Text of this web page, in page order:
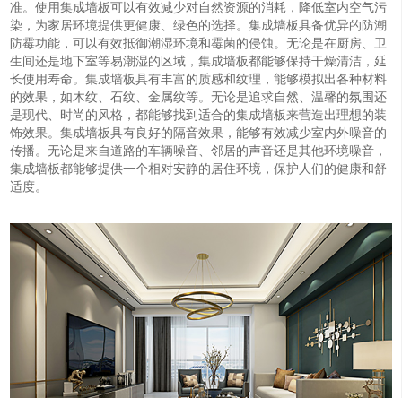
准。使用集成墙板可以有效减少对自然资源的消耗，降低室内空气污
染，为家居环境提供更健康、绿色的选择。集成墙板具备优异的防潮
防霉功能，可以有效抵御潮湿环境和霉菌的侵蚀。无论是在厨房、卫
生间还是地下室等易潮湿的区域，集成墙板都能够保持干燥清洁，延
长使用寿命。集成墙板具有丰富的质感和纹理，能够模拟出各种材料
的效果，如木纹、石纹、金属纹等。无论是追求自然、温馨的氛围还
是现代、时尚的风格，都能够找到适合的集成墙板来营造出理想的装
饰效果。集成墙板具有良好的隔音效果，能够有效减少室内外噪音的
传播。无论是来自道路的车辆噪音、邻居的声音还是其他环境噪音，
集成墙板都能够提供一个相对安静的居住环境，保护人们的健康和舒
适度。